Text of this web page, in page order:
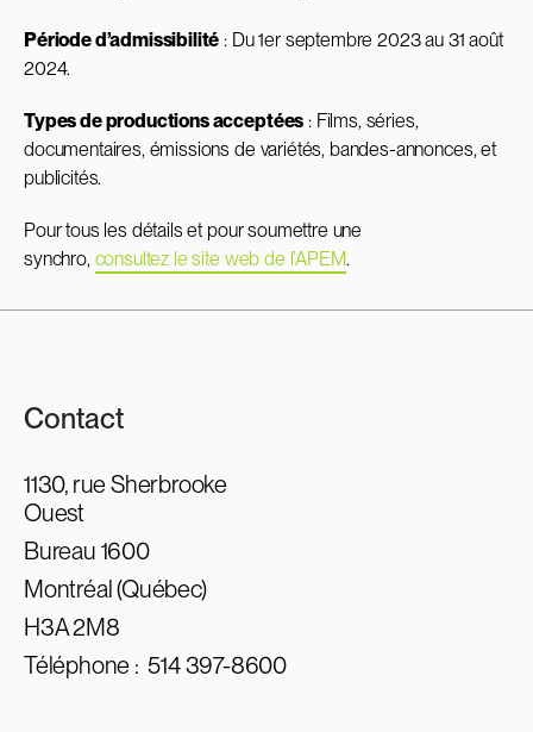
Période d’admissibilité : Du 1er septembre 2023 au 31 août
2024.
Types de productions acceptées : Films, séries,
documentaires, émissions de variétés, bandes-annonces, et
publicités.
Pour tous les détails et pour soumettre une
synchro, consultez le site web de l’APEM.
Contact
1130, rue Sherbrooke
Ouest
Bureau 1600
Montréal (Québec)
H3A 2M8
Téléphone :514 397-8600